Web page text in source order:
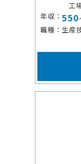
工
年収
550
職種
生産